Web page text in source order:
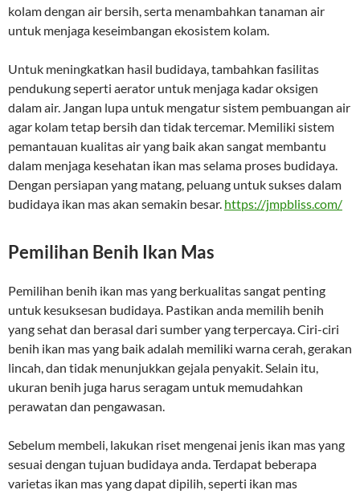
kolam dengan air bersih, serta menambahkan tanaman air
untuk menjaga keseimbangan ekosistem kolam.
Untuk meningkatkan hasil budidaya, tambahkan fasilitas
pendukung seperti aerator untuk menjaga kadar oksigen
dalam air. Jangan lupa untuk mengatur sistem pembuangan air
agar kolam tetap bersih dan tidak tercemar. Memiliki sistem
pemantauan kualitas air yang baik akan sangat membantu
dalam menjaga kesehatan ikan mas selama proses budidaya.
Dengan persiapan yang matang, peluang untuk sukses dalam
budidaya ikan mas akan semakin besar. https://jmpbliss.com/
Pemilihan Benih Ikan Mas
Pemilihan benih ikan mas yang berkualitas sangat penting
untuk kesuksesan budidaya. Pastikan anda memilih benih
yang sehat dan berasal dari sumber yang terpercaya. Ciri-ciri
benih ikan mas yang baik adalah memiliki warna cerah, gerakan
lincah, dan tidak menunjukkan gejala penyakit. Selain itu,
ukuran benih juga harus seragam untuk memudahkan
perawatan dan pengawasan.
Sebelum membeli, lakukan riset mengenai jenis ikan mas yang
sesuai dengan tujuan budidaya anda. Terdapat beberapa
varietas ikan mas yang dapat dipilih, seperti ikan mas